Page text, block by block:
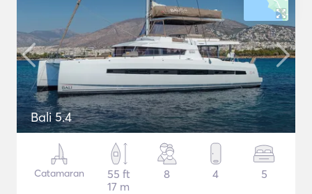
Bali 5.4
Catamaran
55 ft
17 m
8 4 5